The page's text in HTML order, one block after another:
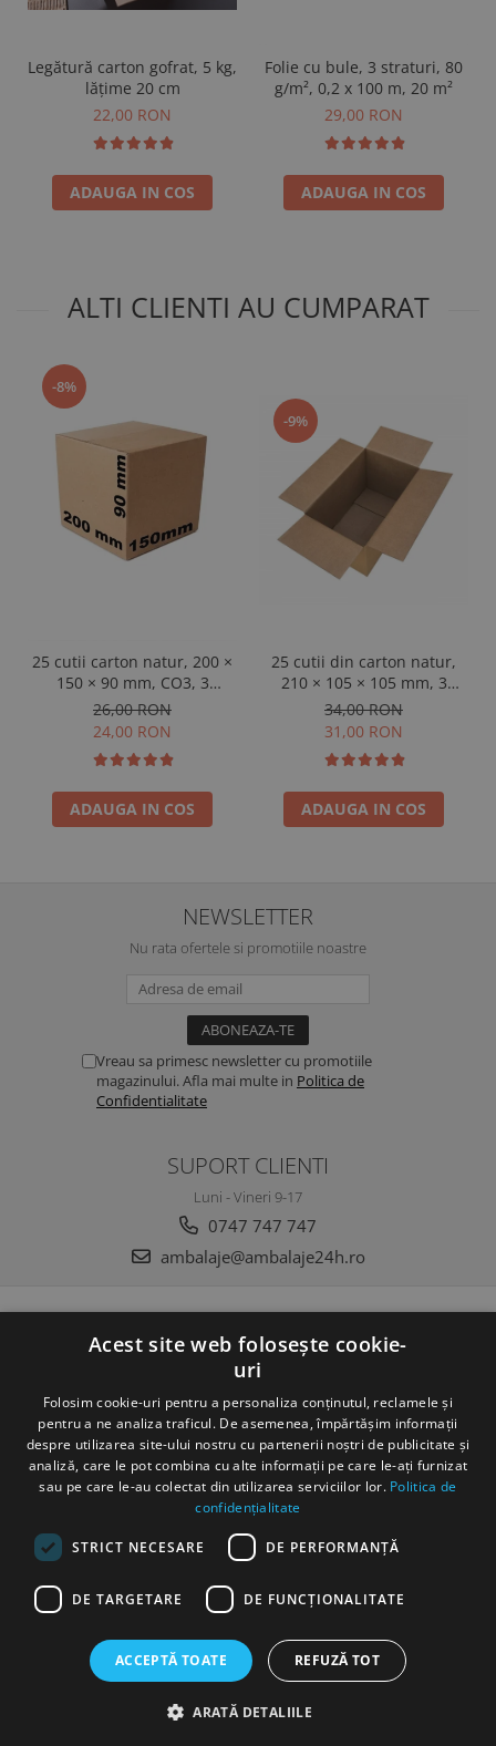
Legătură carton gofrat, 5 kg,
lățime 20 cm
22,00 RON
ADAUGA IN COS
Folie cu bule, 3 straturi, 80
g/m², 0,2 x 100 m, 20 m²
29,00 RON
ADAUGA IN COS
ALTI CLIENTI AU CUMPARAT
-8%
25 cutii carton natur, 200 ×
150 × 90 mm, CO3, 3
straturi
26,00 RON
24,00 RON
ADAUGA IN COS
-9%
25 cutii din carton natur,
210 × 105 × 105 mm, 3
straturi
34,00 RON
31,00 RON
ADAUGA IN COS
NEWSLETTER
Nu rata ofertele si promotiile noastre
Vreau sa primesc newsletter cu promotiile
magazinului. Afla mai multe in Politica de
Confidentialitate
SUPORT CLIENTI
Luni - Vineri 9-17
0747 747 747
ambalaje@ambalaje24h.ro
CLIENTI
DATE COMERCIALE
©Copyright SC DC Folie SRL 2022
Produse concepute si fabricate 100% in Romania
commerce by Gomag
Acest site web folosește cookie-
uri
Folosim cookie-uri pentru a personaliza conținutul, reclamele și
pentru a ne analiza traficul. De asemenea, împărtășim informații
despre utilizarea site-ului nostru cu partenerii noștri de publicitate și
analiză, care le pot combina cu alte informații pe care le-ați furnizat
sau pe care le-au colectat din utilizarea serviciilor lor. Politica de
confidențialitate
STRICT NECESARE DE PERFORMANȚĂ
DE TARGETARE DE FUNCŢIONALITATE
ACCEPTĂ TOATE REFUZĂ TOT
ARATĂ DETALIILE